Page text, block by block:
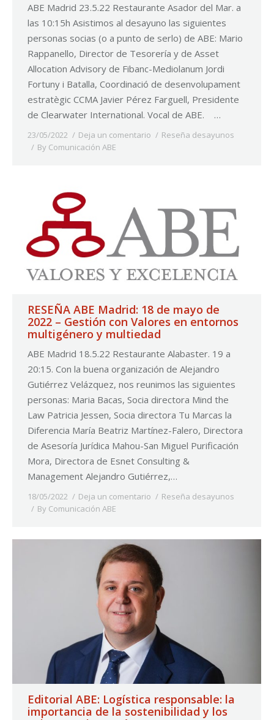
ABE Madrid 23.5.22 Restaurante Asador del Mar. a
las 10:15h Asistimos al desayuno las siguientes
personas socias (o a punto de serlo) de ABE: Mario
Rappanello, Director de Tesorería y de Asset
Allocation Advisory de Fibanc-Mediolanum Jordi
Fortuny i Batalla, Coordinació de desenvolupament
estratègic CCMA Javier Pérez Farguell, Presidente
de Clearwater International. Vocal de ABE. …
23/05/2022 Deja un comentario
Reseña desayunos
By Comunicación ABE
RESEÑA ABE Madrid: 18 de mayo de
2022 – Gestión con Valores en entornos
multigénero y multiedad
ABE Madrid 18.5.22 Restaurante Alabaster. 19 a
20:15. Con la buena organización de Alejandro
Gutiérrez Velázquez, nos reunimos las siguientes
personas: Maria Bacas, Socia directora Mind the
Law Patricia Jessen, Socia directora Tu Marcas la
Diferencia María Beatriz Martínez-Falero, Directora
de Asesoría Jurídica Mahou-San Miguel Purificación
Mora, Directora de Esnet Consulting &
Management Alejandro Gutiérrez,…
18/05/2022 Deja un comentario
Reseña desayunos
By Comunicación ABE
Editorial ABE: Logística responsable: la
importancia de la sostenibilidad y los